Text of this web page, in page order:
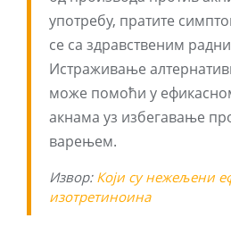
употребу, пратите
се са здравственим
Истраживање
може помоћи у
акнама уз избегавање
варењем.
Извор: Који су нежељени
изотретиноина